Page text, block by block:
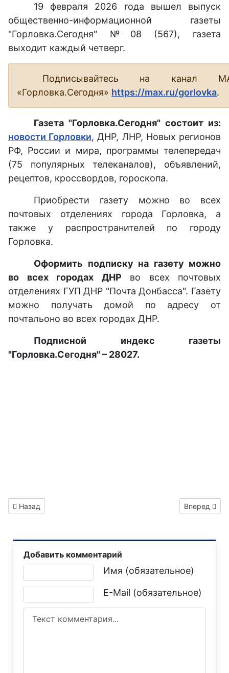
19 февраля 2026 года вышел выпуск
общественно-информационной газеты
"Горловка.Сегодня" №08 (567), газета
выходит каждый четверг.
Подписывайтесь на канал
«Горловка.Сегодня» https://max.ru/gorlovka.
Газета "Горловка.Сегодня" состоит из:
новости Горловки, ДНР, ЛНР, Новых регионов
РФ, России и мира, программы телепередач
(75 популярных телеканалов), объявлений,
рецептов, кроссвордов, гороскопа.
Приобрести газету можно во всех
почтовых отделениях города Горловка, а
также у распространителей по городу
Горловка.
Оформить подписку на газету можно
во всех городах ДНР во всех почтовых
отделениях ГУП ДНР "Почта Донбасса". Газету
можно получать домой по адресу от
почтальоно во всех городах ДНР.
Подписной индекс газеты
"Горловка.Сегодня" – 28027.
Предыдущий: Газета "Горловка.Сегодня" выпуск №568
Назад Следующий:
Вперед
Добавить комментарий
Имя (обязательное)
E-Mail (обязательное)
Текст комментария